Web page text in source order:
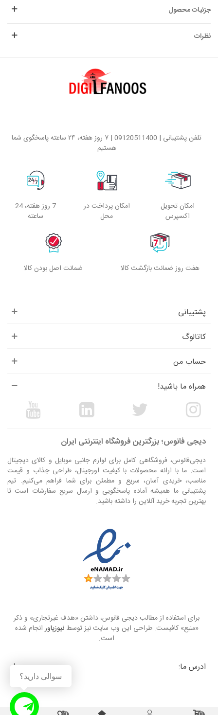
جزئیات محصول
نظرات
تلفن پشتیبانی | 09120511400 | ۷ روز هفته، ۲۴ ساعته پاسخگوی شما
هستیم
امکان تحویل
اکسپرس
امکان پرداخت در
محل
7 روز هفته، 24
ساعته
هفت روز ضمانت بازگشت کالا ضمانت اصل بودن کالا
پشتیبانی
کاتالوگ
حساب من
همراه ما باشید!
دیجی فانوس؛ بزرگترین فروشگاه اینترنتی ایران
دیجی‌فانوس، فروشگاهی کامل برای لوازم جانبی موبایل و کالای دیجیتال
است. ما با ارائه محصولات با کیفیت اورجینال، طراحی جذاب و قیمت
مناسب، خریدی آسان، سریع و مطمئن برای شما فراهم می‌کنیم. تیم
پشتیبانی ما همیشه آماده پاسخگویی و ارسال سریع سفارشات است تا
بهترین تجربه خرید آنلاین را داشته باشید.
برای استفاده از مطالب دیجی فانوس، داشتن «هدف غیرتجاری» و ذکر
«منبع» کافیست. طراحی این وب سایت نیز توسطنیوزپاورانجام شده
است.
ادرس ما:
سوالی دارید؟